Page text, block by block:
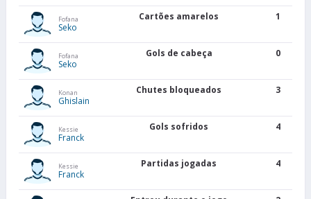
Fofana
Seko
Cartões amarelos 1
Fofana
Seko
Gols de cabeça 0
Konan
Ghislain
Chutes bloqueados 3
Kessie
Franck
Gols sofridos 4
Kessie
Franck
Partidas jogadas 4